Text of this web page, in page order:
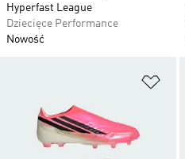
Hyperfast League
Dziecięce Performance
Nowość